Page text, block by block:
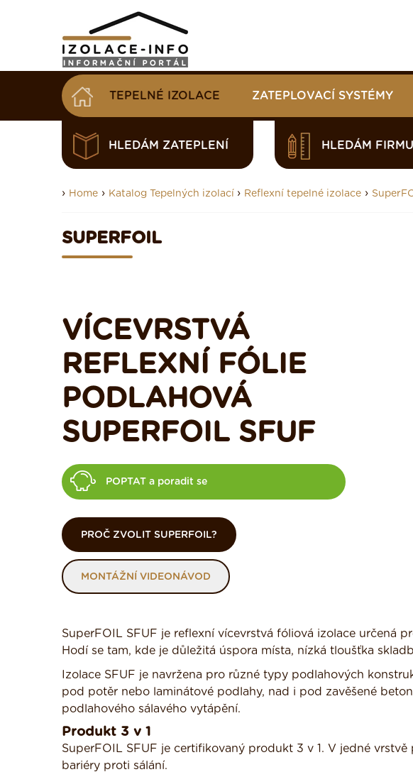
TEPELNÉ IZOLACE ZATEPLOVACÍ SYSTÉMY
HLEDÁM ZATEPLENÍ HLEDÁM FIRMU
› Home › Katalog Tepelných izolací › Reflexní tepelné izolace ›
SUPERFOIL
VÍCEVRSTVÁ
REFLEXNÍ FÓLIE
PODLAHOVÁ
SUPERFOIL SFUF
POPTAT a poradit se
PROČ ZVOLIT SUPERFOIL?
MONTÁŽNÍ VIDEONÁVOD
SuperFOIL SFUF je reflexní vícevrstvá fóliová izolace určená
Hodí se tam, kde je důležitá úspora místa, nízká tloušťka
Izolace SFUF je navržena pro různé typy podlahových
pod potěr nebo laminátové podlahy, nad i pod zavěšené
podlahového sálavého vytápění.
Produkt 3 v 1
SuperFOIL SFUF je certifikovaný produkt 3 v 1. V jedné
bariéry proti sálání.